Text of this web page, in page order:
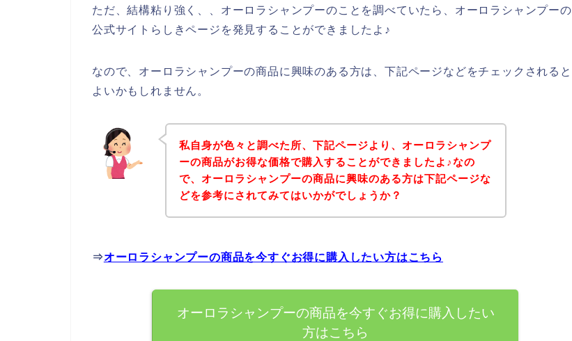
ただ、結構粘り強く、、オーロラシャンプーのことを調べていたら、オーロラシャンプーの
公式サイトらしきページを発見することができましたよ♪
なので、オーロラシャンプーの商品に興味のある方は、下記ページなどをチェックされると
よいかもしれません。
私自身が色々と調べた所、下記ページより、オーロラシャンプ
ーの商品がお得な価格で購入することができましたよ♪なの
で、オーロラシャンプーの商品に興味のある方は下記ページな
どを参考にされてみてはいかがでしょうか？
⇒オーロラシャンプーの商品を今すぐお得に購入したい方はこちら
オーロラシャンプーの商品を今すぐお得に購入したい
方はこちら